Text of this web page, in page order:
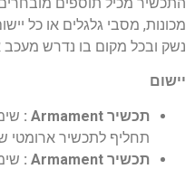
מכונות, מסבי גלגלים או כל
נשק ובכל מקום בו נדרש מעכב
יישום
תכשיר Armament :
תחליף לתכשיר ארומטי
תכשיר Armament :